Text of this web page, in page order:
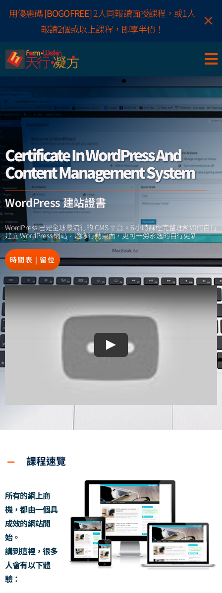
Skip用優惠碼[BOGOFREE]2人同報讀面授課程，或1人
報讀2個或以上課程，即享半價！
×
Certificate In WordPress And
Content Management System
WordPress 建站證書
WordPress 已是全球最流行的 CMS 平台。6 小時課程完整理解如何自行
建立 WordPress 網站，適應行動桌面，更可一勞永逸的自行更新
時間表 | 留位
課程速覽
所有的網上商
機，都由一個具
成效的網站開
始。
講到這裡，很多
人會有以下體
驗：